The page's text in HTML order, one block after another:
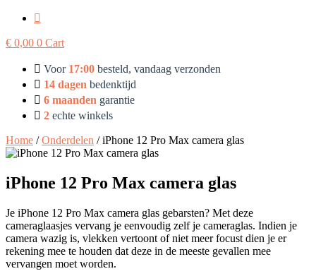
€ 0,00 0 Cart
Voor 17:00 besteld, vandaag verzonden
14 dagen bedenktijd
6 maanden garantie
2 echte winkels
Home /Onderdelen / iPhone 12 Pro Max camera glas
iPhone 12 Pro Max camera glas
Je iPhone 12 Pro Max camera glas gebarsten? Met deze
cameraglaasjes vervang je eenvoudig zelf je cameraglas. Indien je
camera wazig is, vlekken vertoont of niet meer focust dien je er
rekening mee te houden dat deze in de meeste gevallen mee
vervangen moet worden.